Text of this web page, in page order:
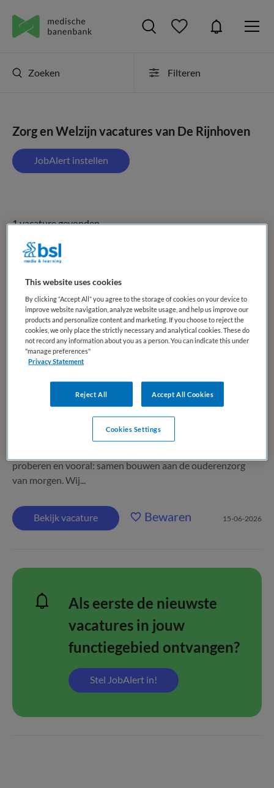
Zoeken Filteren
Zorg en Welzijn vacatures van De Rijnhoven
JobAlert instellen
1 vacature gevonden
De Rijnhoven,Harmelen
HBO
Fulltime
Vaste aanstelling
TEAMMANAGER ZORG 32-36 uur bij Stichting De
Rijnhoven te Harmelen: Visie Krachtig Grijs Bij ons draait
zorg niet om protocollen, maar om gewoon leven . Om
proberen en vooral: samen bouwen aan de ouderenzorg
van morgen. Wij...
Bekijk vacature Bewaren 15-06-2026
Als eerste de nieuwste
vacatures in jouw
functiegebied ontvangen?
Stel JobAlert in!
This website uses cookies
By clicking “Accept All” you agree to the storage of cookies on your device to
improve website navigation, analyze website usage, and help us improve our
products and personalize content and marketing. If you choose to reject the
cookies, we only place the strictly necessary and analytical cookies. These do
not record any information about you as a person. You can indicate this under
"manage preferences"
Privacy Statement
Reject All Accept All Cookies
Cookies Settings